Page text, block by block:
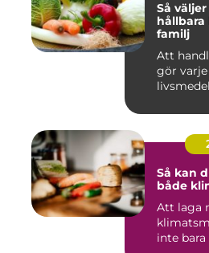
Så
hållbara
familj
Att
gör
Så kan
både
Att laga
inte